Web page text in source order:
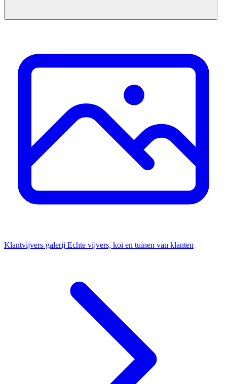
Klantvijvers-galerij Echte vijvers, koi en tuinen van klanten